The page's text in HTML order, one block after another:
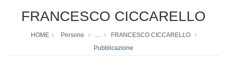
FRANCESCO CICCARELLO
HOME Persone ...
FRANCESCO CICCARELLO
Pubblicazione